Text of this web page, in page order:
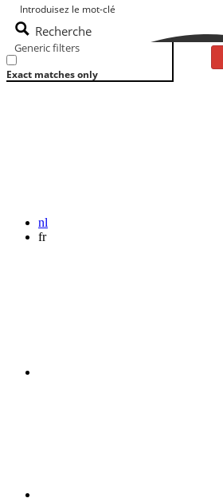
Recherche
Generic filters
Exact matches only
nl
fr